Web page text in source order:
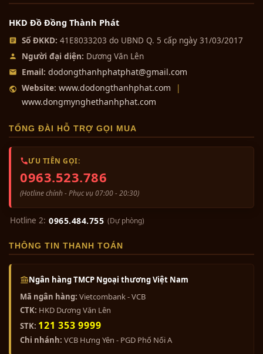
HKD Đồ Đồng Thành Phát
Số ĐKKD: 41E8033203 do UBND Q. 5 cấp ngày 31/03/2017
Người đại diện: Dương Văn Lên
Email: dodongthanhphatphat@gmail.com
Website: www.dodongthanhphat.com |
www.dongmynghethanhphat.com
TỔNG ĐÀI HỖ TRỢ GỌI MUA
ƯU TIÊN GỌI:
0963.523.786
(Hotline chính - Phục vụ 07:00 - 20:30)
Hotline 2: 0965.484.755 (Dự phòng)
THÔNG TIN THANH TOÁN
Ngân hàng TMCP Ngoại thương Việt Nam
Mã ngân hàng: Vietcombank - VCB
CTK: HKD Dương Văn Lên
STK: 121 353 9999
Chi nhánh: VCB Hưng Yên - PGD Phố Nối A